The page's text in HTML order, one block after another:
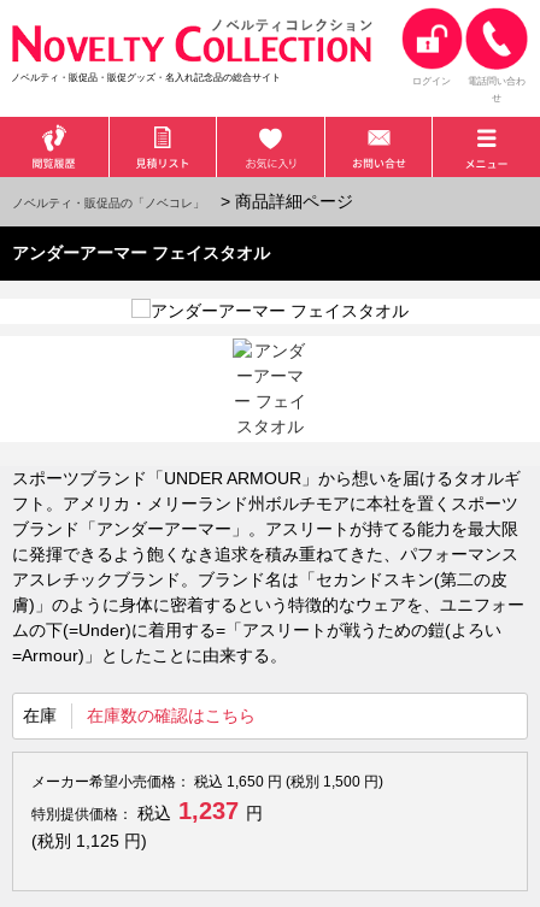
ノベルティ・販促品・販促グッズ・名入れ記念品の総合サイト ログイン
電話問い合わ
せ
ノベルティ・販促品の「ノベコレ」 > 商品詳細ページ
アンダーアーマー フェイスタオル
スポーツブランド「UNDER ARMOUR」から想いを届けるタオルギ
フト。アメリカ・メリーランド州ボルチモアに本社を置くスポーツ
ブランド「アンダーアーマー」。アスリートが持てる能力を最大限
に発揮できるよう飽くなき追求を積み重ねてきた、パフォーマンス
アスレチックブランド。ブランド名は「セカンドスキン(第二の皮
膚)」のように身体に密着するという特徴的なウェアを、ユニフォー
ムの下(=Under)に着用する=「アスリートが戦うための鎧(よろい
=Armour)」としたことに由来する。
在庫 在庫数の確認はこちら
メーカー希望小売価格： 税込 1,650 円 (税別 1,500 円)
特別提供価格：
税込 1,237 円
(税別 1,125 円)